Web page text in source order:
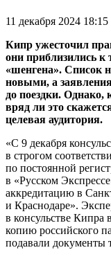
11 декабря 2024 18:15
Кипр ужесточил
они приблизились к
«шенгена». Список
новыми, а
до поездки.
вряд ли это
целевая аудитория.
«С 9 декабря
в строгом
по постоянной
в «Русском
аккредитацию в
и Краснодаре».
в консульстве Кипра
копию российского
подавали документы